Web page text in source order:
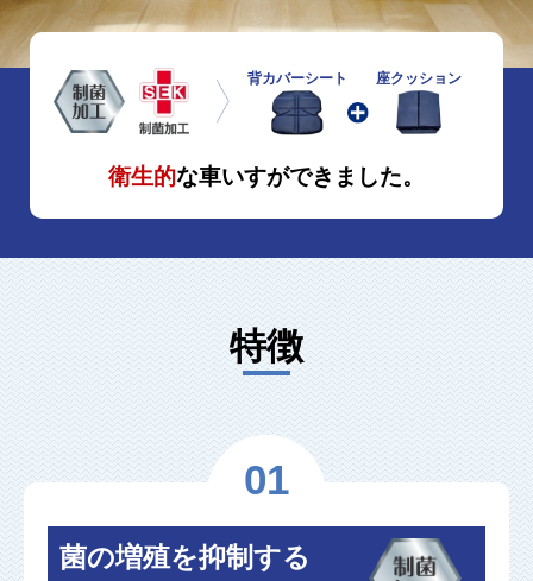
背カバーシート 座クッション
衛生的な車いすができました。
特徴
01
菌の増殖を抑制する